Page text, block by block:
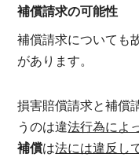
補償請求の可能性
補償請求についても
があります。
損害賠償請求と補償
うのは違法行為によ
補償は法には違反し